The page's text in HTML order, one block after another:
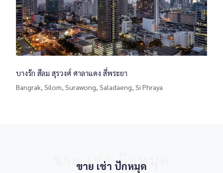
บางรัก สีลม สุรวงศ์ ศาลาแดง สี่พระยา
Bangrak, Silom, Surawong, Saladaeng, Si Phraya
ขาย เช่า ปักหมุด
ขาย เช่า ปักหมุด